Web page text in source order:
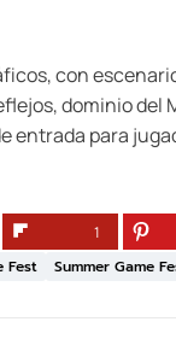
con
dominio del
entrada para
1
Fest Summer Game